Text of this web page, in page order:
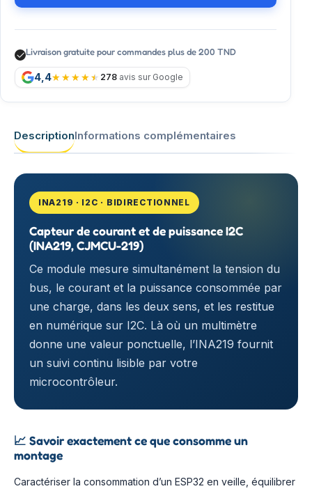
Livraison gratuite pour commandes plus de 200 TND
4,4 278 avis sur Google
DescriptionInformations complémentaires
INA219 · I2C · BIDIRECTIONNEL
Capteur de courant et de puissance I2C
(INA219, CJMCU-219)
Ce module mesure simultanément la tension du
bus, le courant et la puissance consommée par
une charge, dans les deux sens, et les restitue
en numérique sur I2C. Là où un multimètre
donne une valeur ponctuelle, l’INA219 fournit
un suivi continu lisible par votre
microcontrôleur.
📈 Savoir exactement ce que consomme un
montage
Caractériser la consommation d’un ESP32 en veille, équilibrer